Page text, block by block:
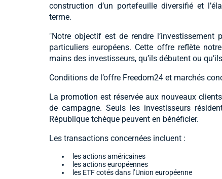
construction d’un portefeuille diversifié et
terme.
"Notre objectif est de rendre
particuliers européens. Cette offre reflète
mains des investisseurs, qu’ils débutent ou
Conditions de l’offre Freedom24 et marchés
La promotion est réservée aux nouveaux
de campagne. Seuls les investisseurs
République tchèque peuvent en bénéficier.
Les transactions concernées incluent :
les actions américaines
les actions européennes
les ETF cotés dans l’Union européenne